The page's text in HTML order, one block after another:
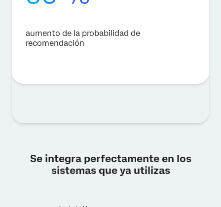
aumento de la probabilidad de
recomendación
Se integra perfectamente en los
sistemas que ya utilizas